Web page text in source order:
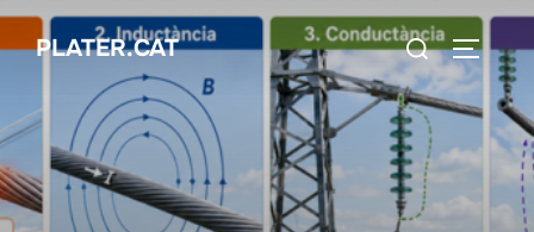
Skip
to
PLATER.CAT
Search
for: